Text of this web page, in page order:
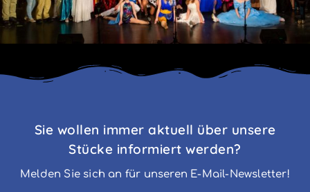
Sie wollen immer aktuell über unsere
Stücke informiert werden?
Melden Sie sich an für unseren E-Mail-Newsletter!